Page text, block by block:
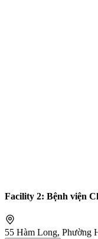
Facility 2: Bệnh viện
55 Hàm Long, Phường